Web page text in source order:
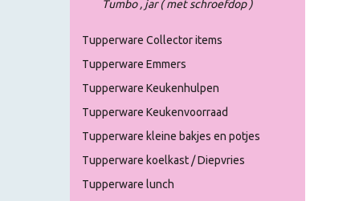
Tumbo , jar ( met schroefdop )
Tupperware Collector items
Tupperware Emmers
Tupperware Keukenhulpen
Tupperware Keukenvoorraad
Tupperware kleine bakjes en potjes
Tupperware koelkast / Diepvries
Tupperware lunch